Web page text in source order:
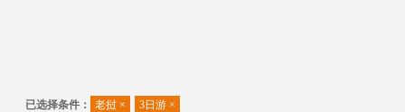
已选择条件： 老挝 × 3日游 ×